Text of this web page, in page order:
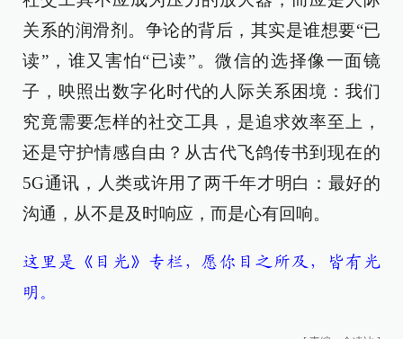
关系的润滑剂。争论的背后，其实是谁想要“已
读”，谁又害怕“已读”。微信的选择像一面镜
子，映照出数字化时代的人际关系困境：我们
究竟需要怎样的社交工具，是追求效率至上，
还是守护情感自由？从古代飞鸽传书到现在的
5G通讯，人类或许用了两千年才明白：最好的
沟通，从不是及时响应，而是心有回响。
这里是《目光》专栏，愿你目之所及，皆有光
明。